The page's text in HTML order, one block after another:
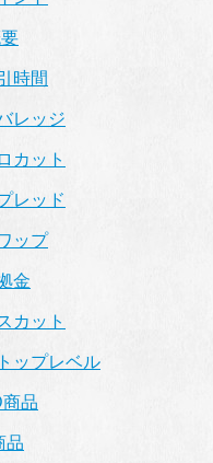
時間
レッジ
カット
レッド
ップ
金
カット
ップレベル
品
品